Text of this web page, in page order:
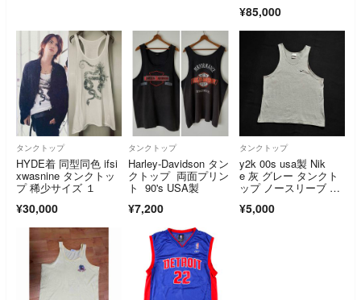
¥85,000
タンクトップ
HYDE着 同型同色 ifsi
xwasnine タンクトッ
プ 稀少サイズ １
¥30,000
タンクトップ
Harley-Davidson タン
クトップ 両面プリン
ト 90's USA製
¥7,200
タンクトップ
y2k 00s usa製 Nik
e 灰 グレー タンクト
ップ ノースリーブ 短
¥5,000